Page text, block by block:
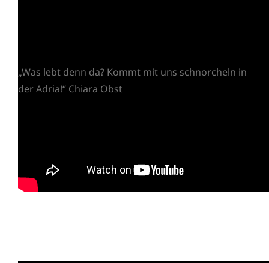
„Was lebt denn da? Kommt mit uns schnorcheln in
der Adria!“ Chiara Obst